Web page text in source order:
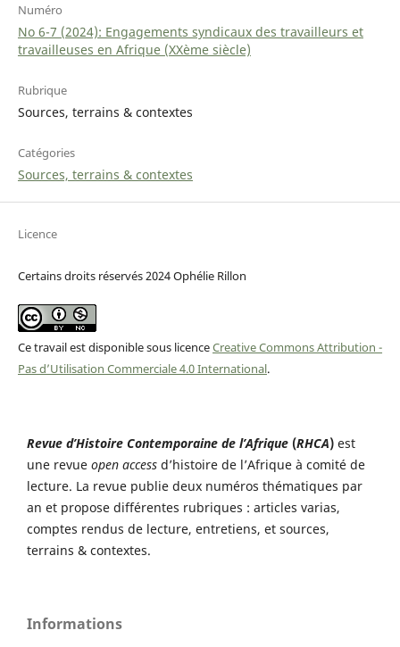
Numéro
No 6-7 (2024): Engagements syndicaux des travailleurs et
travailleuses en Afrique (XXème siècle)
Rubrique
Sources, terrains & contextes
Catégories
Sources, terrains & contextes
Licence
Certains droits réservés 2024 Ophélie Rillon
Ce travail est disponible sous licenceCreative Commons Attribution -
Pas d’Utilisation Commerciale 4.0 International.
Revue d’Histoire Contemporaine de l’Afrique (RHCA) est
une revue open access d’histoire de l’Afrique à comité de
lecture. La revue publie deux numéros thématiques par
an et propose différentes rubriques : articles varias,
comptes rendus de lecture, entretiens, et sources,
terrains & contextes.
Informations